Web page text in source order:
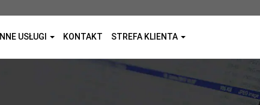
INNE USŁUGI KONTAKT STREFA KLIENTA